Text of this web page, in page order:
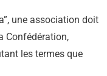
une association doit
Confédération,
les termes que